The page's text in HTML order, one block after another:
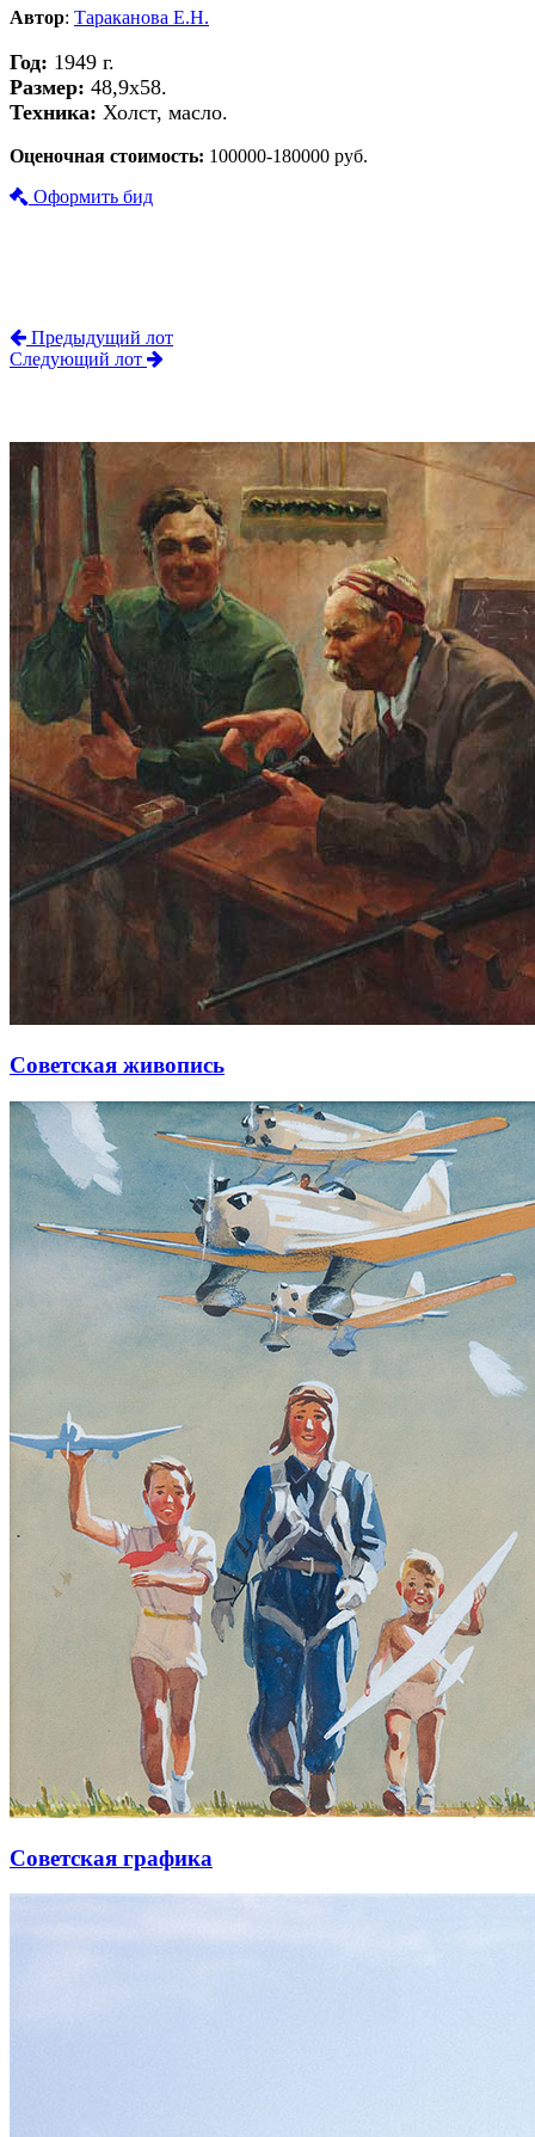
Автор: Тараканова Е.Н.
Год: 1949 г.
Размер: 48,9х58.
Техника: Холст, масло.
Оценочная стоимость: 100000-180000 руб.
Оформить бид
Предыдущий лот
Следующий лот
Советская живопись
Советская графика